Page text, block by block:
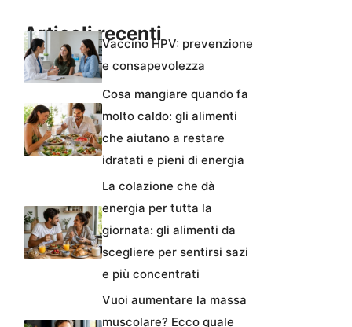
Articoli recentiVaccino HPV: prevenzione
e consapevolezza
Cosa mangiare quando fa
molto caldo: gli alimenti
che aiutano a restare
idratati e pieni di energia
La colazione che dà
energia per tutta la
giornata: gli alimenti da
scegliere per sentirsi sazi
e più concentrati
Vuoi aumentare la massa
muscolare? Ecco quale